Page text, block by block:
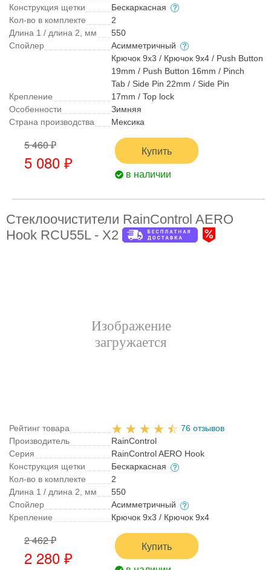
Конструкция щетки
Бескаркасная
Кол-во в комплекте
2
Длина 1 / длина 2, мм
550
Спойлер
Асимметричный
Крепление
Крючок 9x3 / Крючок 9x4 / Push Button
19mm / Push Button 16mm / Pinch
Tab / Side Pin 22mm / Side Pin
17mm / Top lock
Особенности
Зимняя
Страна производства
Мексика
5 460 ₽
5 080 ₽
Купить
в наличии
Стеклоочистители RainControl AERO
Hook RCU55L - X2
Рейтинг товара
76 отзывов
Производитель
RainControl
Серия
RainControl AERO Hook
Конструкция щетки
Бескаркасная
Кол-во в комплекте
2
Длина 1 / длина 2, мм
550
Спойлер
Асимметричный
Крепление
Крючок 9x3 / Крючок 9x4
2 462 ₽
2 280 ₽
Купить